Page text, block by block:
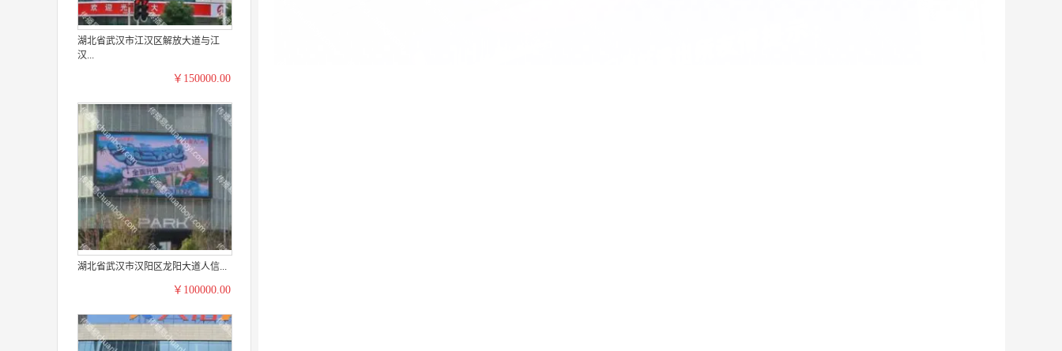
湖北省武汉市江汉区解放大道与江
汉...
￥150000.00
湖北省武汉市汉阳区龙阳大道人信...
￥100000.00